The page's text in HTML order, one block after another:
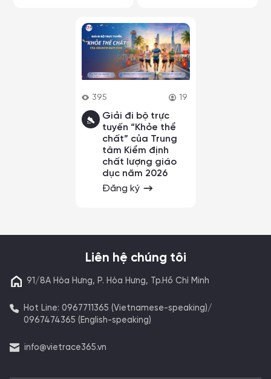
395 19
Giải đi bộ trực
tuyến “Khỏe thể
chất” của Trung
tâm Kiểm định
chất lượng giáo
dục năm 2026
Đăng ký
Liên hệ chúng tôi
91/8A Hòa Hưng, P. Hòa Hưng, Tp.Hồ Chí Minh
Hot Line: 0967711365 (Vietnamese-speaking)/
0967474365 (English-speaking)
info@vietrace365.vn